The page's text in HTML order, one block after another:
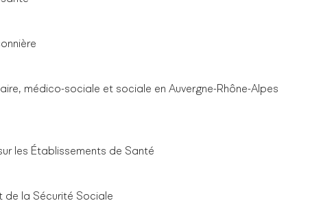
médico-sociale et sociale en Auvergne-Rhône-Alpes
les Établissements de Santé
de la Sécurité Sociale